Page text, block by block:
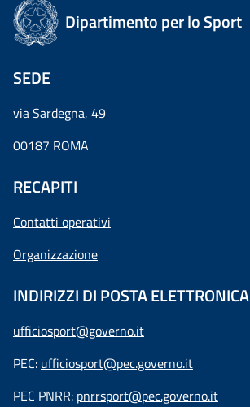
Dipartimento per lo Sport
SEDE
via Sardegna, 49
00187 ROMA
RECAPITI
Contatti operativi
Organizzazione
INDIRIZZI DI POSTA ELETTRONICA
ufficiosport@governo.it
PEC: ufficiosport@pec.governo.it
PEC PNRR: pnrrsport@pec.governo.it